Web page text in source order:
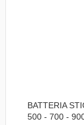
BATTERIA
500 - 700 -